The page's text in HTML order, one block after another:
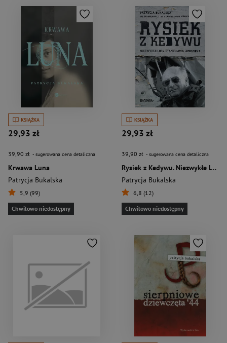
KSIĄŻKA
29,93 zł
39,90 zł - sugerowana cena detaliczna
Krwawa Luna
Patrycja Bukalska
5,9 (99)
Chwilowo niedostępny
KSIĄŻKA
29,93 zł
39,90 zł - sugerowana cena detaliczna
Rysiek z Kedywu. Niezwykłe losy Stanisława Aronsona
Patrycja Bukalska
6,8 (12)
Chwilowo niedostępny